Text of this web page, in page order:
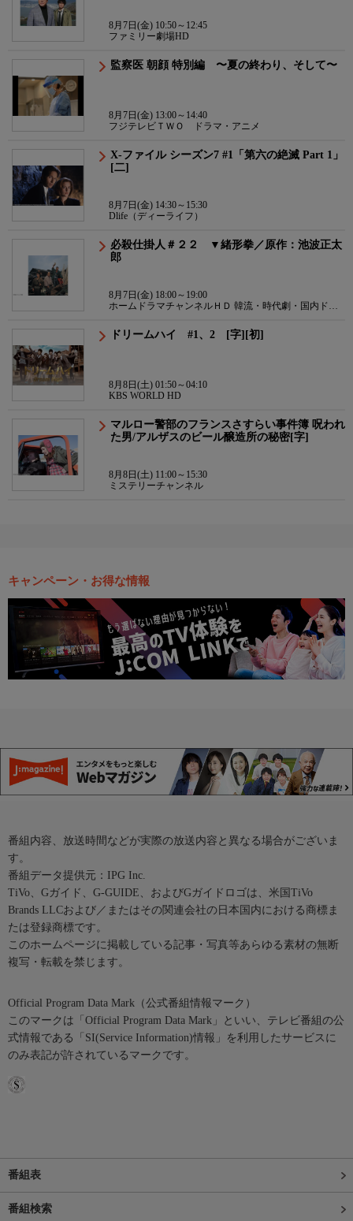
8月7日(金) 10:50～12:45
ファミリー劇場HD
監察医 朝顔 特別編 〜夏の終わり、そして〜
8月7日(金) 13:00～14:40
フジテレビＴＷＯ ドラマ・アニメ
X-ファイル シーズン7 #1「第六の絶滅 Part 1」
[二]
8月7日(金) 14:30～15:30
Dlife（ディーライフ）
必殺仕掛人＃２２ ▼緒形拳／原作：池波正太
郎
8月7日(金) 18:00～19:00
ホームドラマチャンネルＨＤ 韓流・時代劇・国内ドラ
ドリームハイ #1、2 [字][初]
8月8日(土) 01:50～04:10
KBS WORLD HD
マルロー警部のフランスさすらい事件簿 呪われ
た男/アルザスのビール醸造所の秘密[字]
8月8日(土) 11:00～15:30
ミステリーチャンネル
キャンペーン・お得な情報
番組内容、放送時間などが実際の放送内容と異なる場合がございま
す。
番組データ提供元：IPG Inc.
TiVo、Gガイド、G-GUIDE、およびGガイドロゴは、米国TiVo
Brands LLCおよび／またはその関連会社の日本国内における商標ま
たは登録商標です。
このホームページに掲載している記事・写真等あらゆる素材の無断
複写・転載を禁じます。
Official Program Data Mark（公式番組情報マーク）
このマークは「Official Program Data Mark」といい、テレビ番組の公
式情報である「SI(Service Information)情報」を利用したサービスに
のみ表記が許されているマークです。
番組表
番組検索